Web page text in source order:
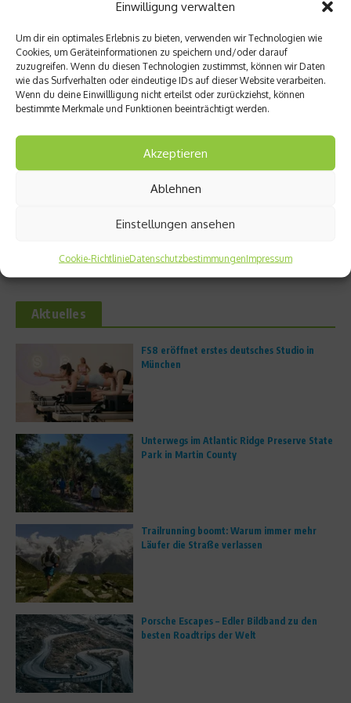
Einwilligung verwalten
Um dir ein optimales Erlebnis zu bieten, verwenden wir Technologien wie
Cookies, um Geräteinformationen zu speichern und/oder darauf
zuzugreifen. Wenn du diesen Technologien zustimmst, können wir Daten
wie das Surfverhalten oder eindeutige IDs auf dieser Website verarbeiten.
Wenn du deine Einwillligung nicht erteilst oder zurückziehst, können
bestimmte Merkmale und Funktionen beeinträchtigt werden.
Akzeptieren
Ablehnen
Einstellungen ansehen
Cookie-RichtlinieDatenschutzbestimmungenImpressum
Ähnliche Beiträge
Trailrunning-Events im Indischen
2. April 2026
Handballspiel der Welt austrage
27. März 2026
Aktuelles
FS8 eröffnet erstes deutsches Studio in
München
Unterwegs im Atlantic Ridge Preserve State
Park in Martin County
Trailrunning boomt: Warum immer mehr
Läufer die Straße verlassen
Porsche Escapes – Edler Bildband zu den
besten Roadtrips der Welt